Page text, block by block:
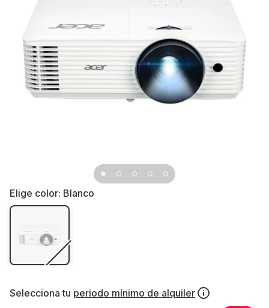
Elige color: Blanco
Selecciona tu periodo mínimo de alquiler